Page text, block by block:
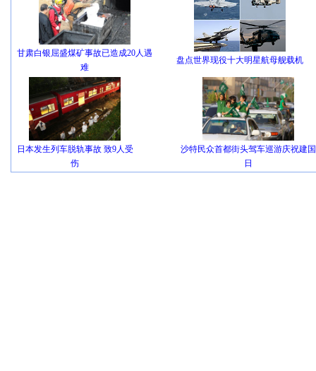
甘肃白银屈盛煤矿事故已造成20人遇
难
盘点世界现役十大明星航母舰载机
日本发生列车脱轨事故 致9人受
伤
沙特民众首都街头驾车巡游庆祝建国
日